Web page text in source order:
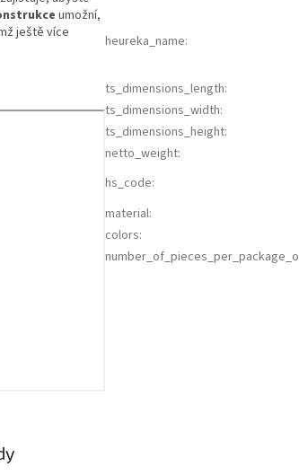
umožní,
ještě více
heureka_name:
ts_dimensions_length:
ts_dimensions_width:
ts_dimensions_height:
netto_weight:
hs_code:
material:
colors:
number_of_pieces_per_package_o